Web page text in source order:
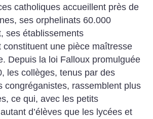
catholiques accueillent près de
ses orphelinats 60.000
ses établissements
constituent une pièce maîtresse
Depuis la loi Falloux promulguée
les collèges, tenus par des
congréganistes, rassemblent plus
ce qui, avec les petits
d’élèves que les lycées et